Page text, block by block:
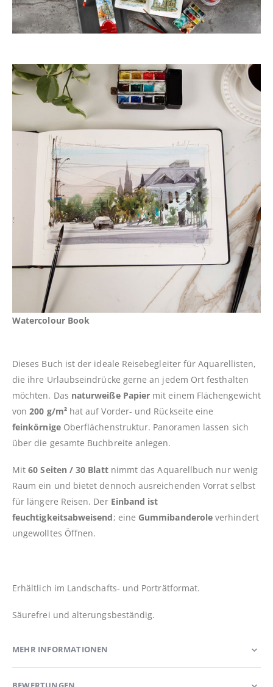
Watercolour Book
Dieses Buch ist der ideale Reisebegleiter für Aquarellisten,
die ihre Urlaubseindrücke gerne an jedem Ort festhalten
möchten. Das naturweiße Papier mit einem Flächengewicht
von200 g/m²hat auf Vorder- und Rückseite eine
feinkörnigeOberflächenstruktur. Panoramen lassen sich
über die gesamte Buchbreite anlegen.
Mit60 Seiten / 30 Blattnimmt das Aquarellbuch nur wenig
Raum ein und bietet dennoch ausreichenden Vorrat selbst
für längere Reisen. Der Einband ist
feuchtigkeitsabweisend; eine Gummibanderole verhindert
ungewolltes Öffnen.
Erhältlich im Landschafts- und Porträtformat.
Säurefrei und alterungsbeständig.
MEHR INFORMATIONEN